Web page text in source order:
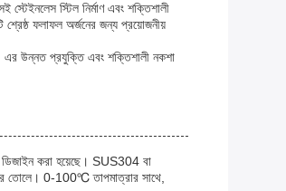
স্টিল নির্মাণ এবং শক্তিশালী
শ্রেষ্ঠ ফলাফল অর্জনের জন্য প্রয়োজনীয়
এর উন্নত প্রযুক্তি এবং শক্তিশালী নকশা
ডিজাইন করা হয়েছে। SUS304 বা
তোলে। 0-100℃ তাপমাত্রার সাথে,